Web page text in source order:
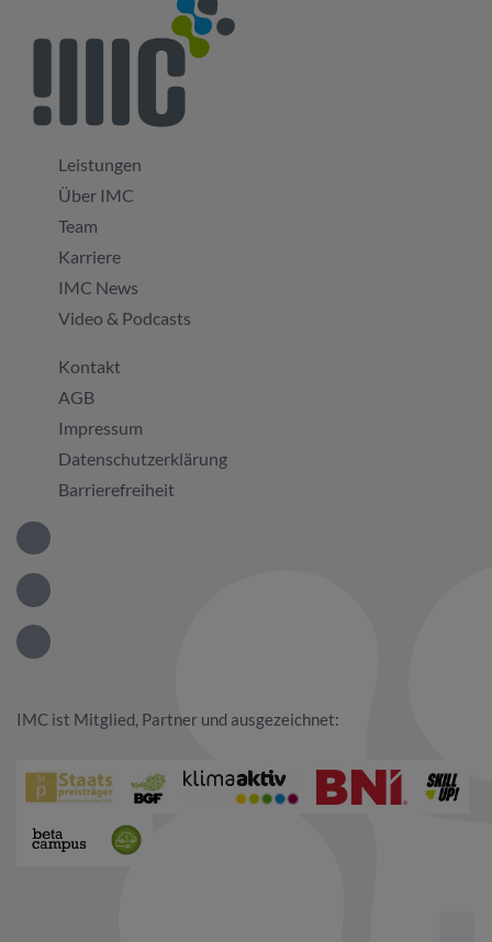
Leistungen
Über IMC
Team
Karriere
IMC News
Video & Podcasts
Kontakt
AGB
Impressum
Datenschutzerklärung
Barrierefreiheit
IMC GmbH bei LinkedIn
IMC GmbH bei Facebook
IMC GmbH bei Instagram
IMC ist Mitglied, Partner und ausgezeichnet: